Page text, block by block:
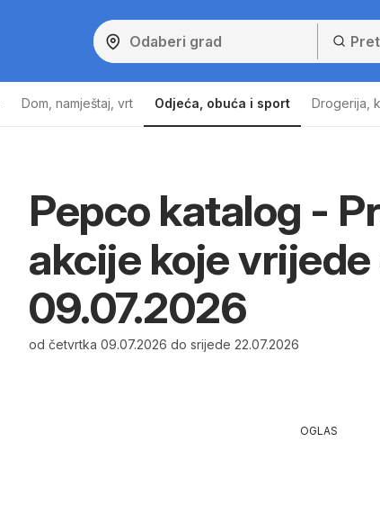
Dom, namještaj, vrt Odjeća, obuća i sport Drogerija,
Pepco katalog -
akcije koje vrijede
09.07.2026
od četvrtka 09.07.2026 do srijede 22.07.2026
OGLAS